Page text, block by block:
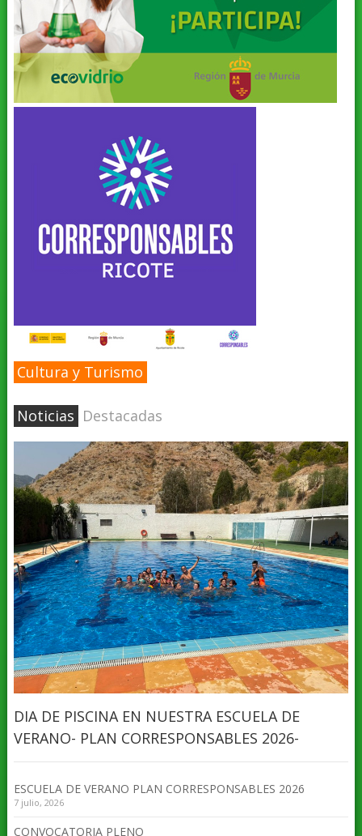
Cultura y Turismo
Noticias Destacadas
DIA DE PISCINA EN NUESTRA ESCUELA DE
VERANO- PLAN CORRESPONSABLES 2026-
ESCUELA DE VERANO PLAN CORRESPONSABLES 2026
7 julio, 2026
CONVOCATORIA PLENO